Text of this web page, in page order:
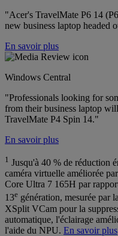
"Acer's TravelMate P6 14
new business laptop headed
En savoir plus
Windows Central
"Professionals looking for
from their business laptop
TravelMate P4 Spin 14."
En savoir plus
1 Jusqu'à 40 % de réduction
caméra virtuelle améliorée
Core Ultra 7 165H par
13e génération, mesurée par
XSplit VCam pour la
automatique, l'éclairage
l'aide du NPU. En savoir plus